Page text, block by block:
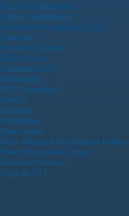
Portal da Transparência
Acesso a Informação
Calendário Municipal para 2025
Concursos
Processos Seletivos
Diário Oficial
Empreenda Fácil
Falecimentos
IPTU Sustentável
Notícias
Licitações
Publicidades
Plano Diretor
Plano Municipal Pela Primeira Infância
Plano Municipal de Cultura
Telefones Prefeitura
Vagas do PAT